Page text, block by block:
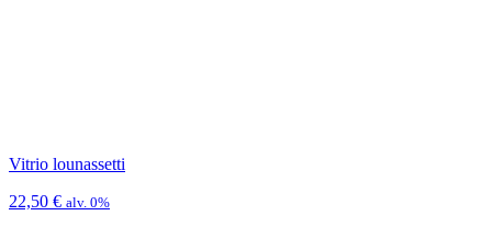
Vitrio lounassetti
22,50 € alv. 0%